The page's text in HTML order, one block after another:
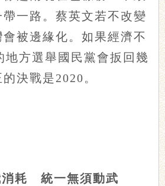
一路。蔡英文若不改變
被邊緣化。如果經濟不
地方選舉國民黨會扳回幾
決戰是2020。
消耗 統一無須動武